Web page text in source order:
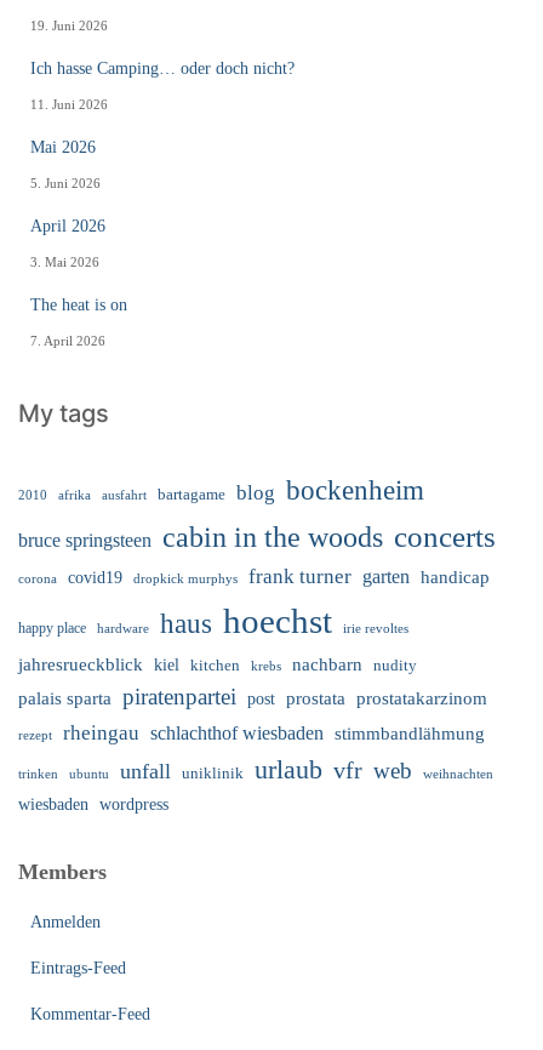
19. Juni 2026
Ich hasse Camping… oder doch nicht?
11. Juni 2026
Mai 2026
5. Juni 2026
April 2026
3. Mai 2026
The heat is on
7. April 2026
My tags
2010 afrika ausfahrt bartagame blog bockenheim
bruce springsteen cabin in the woods concerts
corona covid19 dropkick murphys frank turner garten handicap
happy place hardware haus hoechst irie revoltes
jahresrueckblick kiel kitchen krebs nachbarn nudity
palais sparta piratenpartei post prostata prostatakarzinom
rezept rheingau schlachthof wiesbaden stimmbandlähmung
trinken ubuntu unfall uniklinik urlaub vfr web weihnachten
wiesbaden wordpress
Members
Anmelden
Eintrags-Feed
Kommentar-Feed